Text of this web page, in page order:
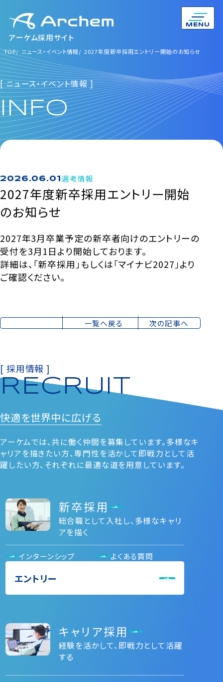
アーケム採用サイト
MENU
TOP ニュース・イベント情報 2027年度新卒採用エントリー開始のお知らせ
TOP ニュース・イベント情報 2027年度新卒採用エントリー開始のお知らせ
[ ニュース・イベント情報 ]
INFO
2026.06.01 選考情報
2027年度新卒採用エントリー開始
のお知らせ
2027年3月卒業予定の新卒者向けのエントリーの
受付を3月1日より開始しております。
詳細は、「新卒採用」もしくは「マイナビ2027」より
ご確認ください。
一覧へ戻る 次の記事へ
[ 採用情報 ]
RECRUIT
快適を世界中に広げる
アーケムでは、共に働く仲間を募集しています。多様なキ
ャリアを描きたい⽅、専⾨性を活かして即戦⼒として活
躍したい⽅、それぞれに最適な道を⽤意しています。
新卒採用
総合職として入社し、多様なキャリ
アを描く
インターンシップ よくある質問
エントリー
キャリア採用
経験を活かして、即戦力として活躍
する